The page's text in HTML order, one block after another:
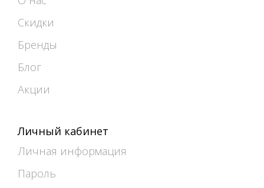
Скидки
Бренды
Блог
Акции
Личный кабинет
Личная информация
Пароль